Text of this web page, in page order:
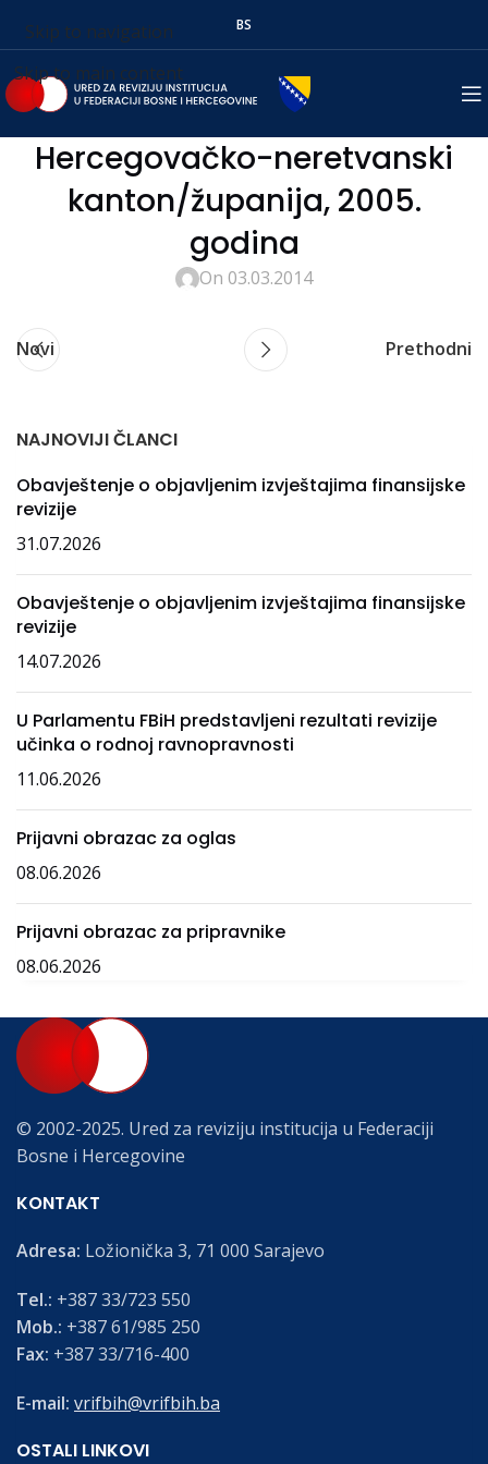
Skip to navigation
Skip to main content
BS
Hercegovačko-neretvanski
kanton/županija, 2005.
godina
On 03.03.2014
Novi Prethodni
NAJNOVIJI ČLANCI
Obavještenje o objavljenim izvještajima finansijske
revizije
31.07.2026
Obavještenje o objavljenim izvještajima finansijske
revizije
14.07.2026
U Parlamentu FBiH predstavljeni rezultati revizije
učinka o rodnoj ravnopravnosti
11.06.2026
Prijavni obrazac za oglas
08.06.2026
Prijavni obrazac za pripravnike
08.06.2026
© 2002-2025. Ured za reviziju institucija u Federaciji
Bosne i Hercegovine
KONTAKT
Adresa: Ložionička 3, 71 000 Sarajevo
Tel.: +387 33/723 550
Mob.: +387 61/985 250
Fax: +387 33/716-400
E-mail: vrifbih@vrifbih.ba
OSTALI LINKOVI